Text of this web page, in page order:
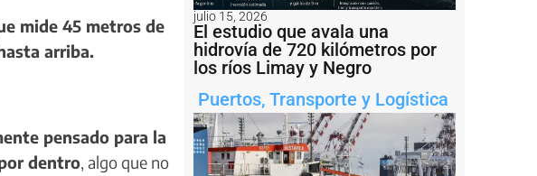
mide 45 metros de
arriba.
pensado para la
dentro, algo que no
julio 15, 2026
El estudio que avala una
hidrovía de 720 kilómetros por
los ríos Limay y Negro
Puertos, Transporte y Logística